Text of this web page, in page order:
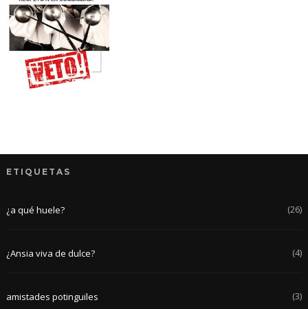
ETIQUETAS
¿a qué huele? (26)
¿Ansia viva de dulce? (4)
amistades potinguiles (3)